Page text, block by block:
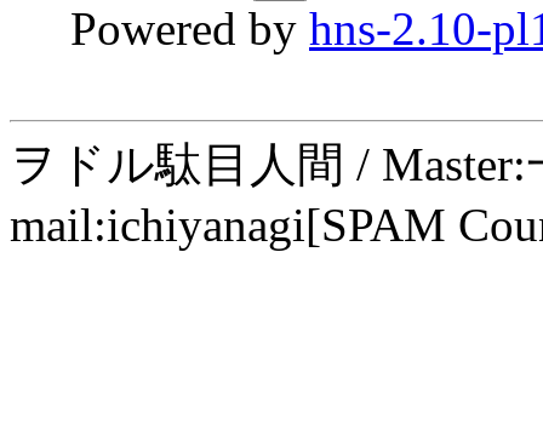
Powered by hns-2.10-
ヲドル駄目人間 /
mail:ichiyanagi[SPAM